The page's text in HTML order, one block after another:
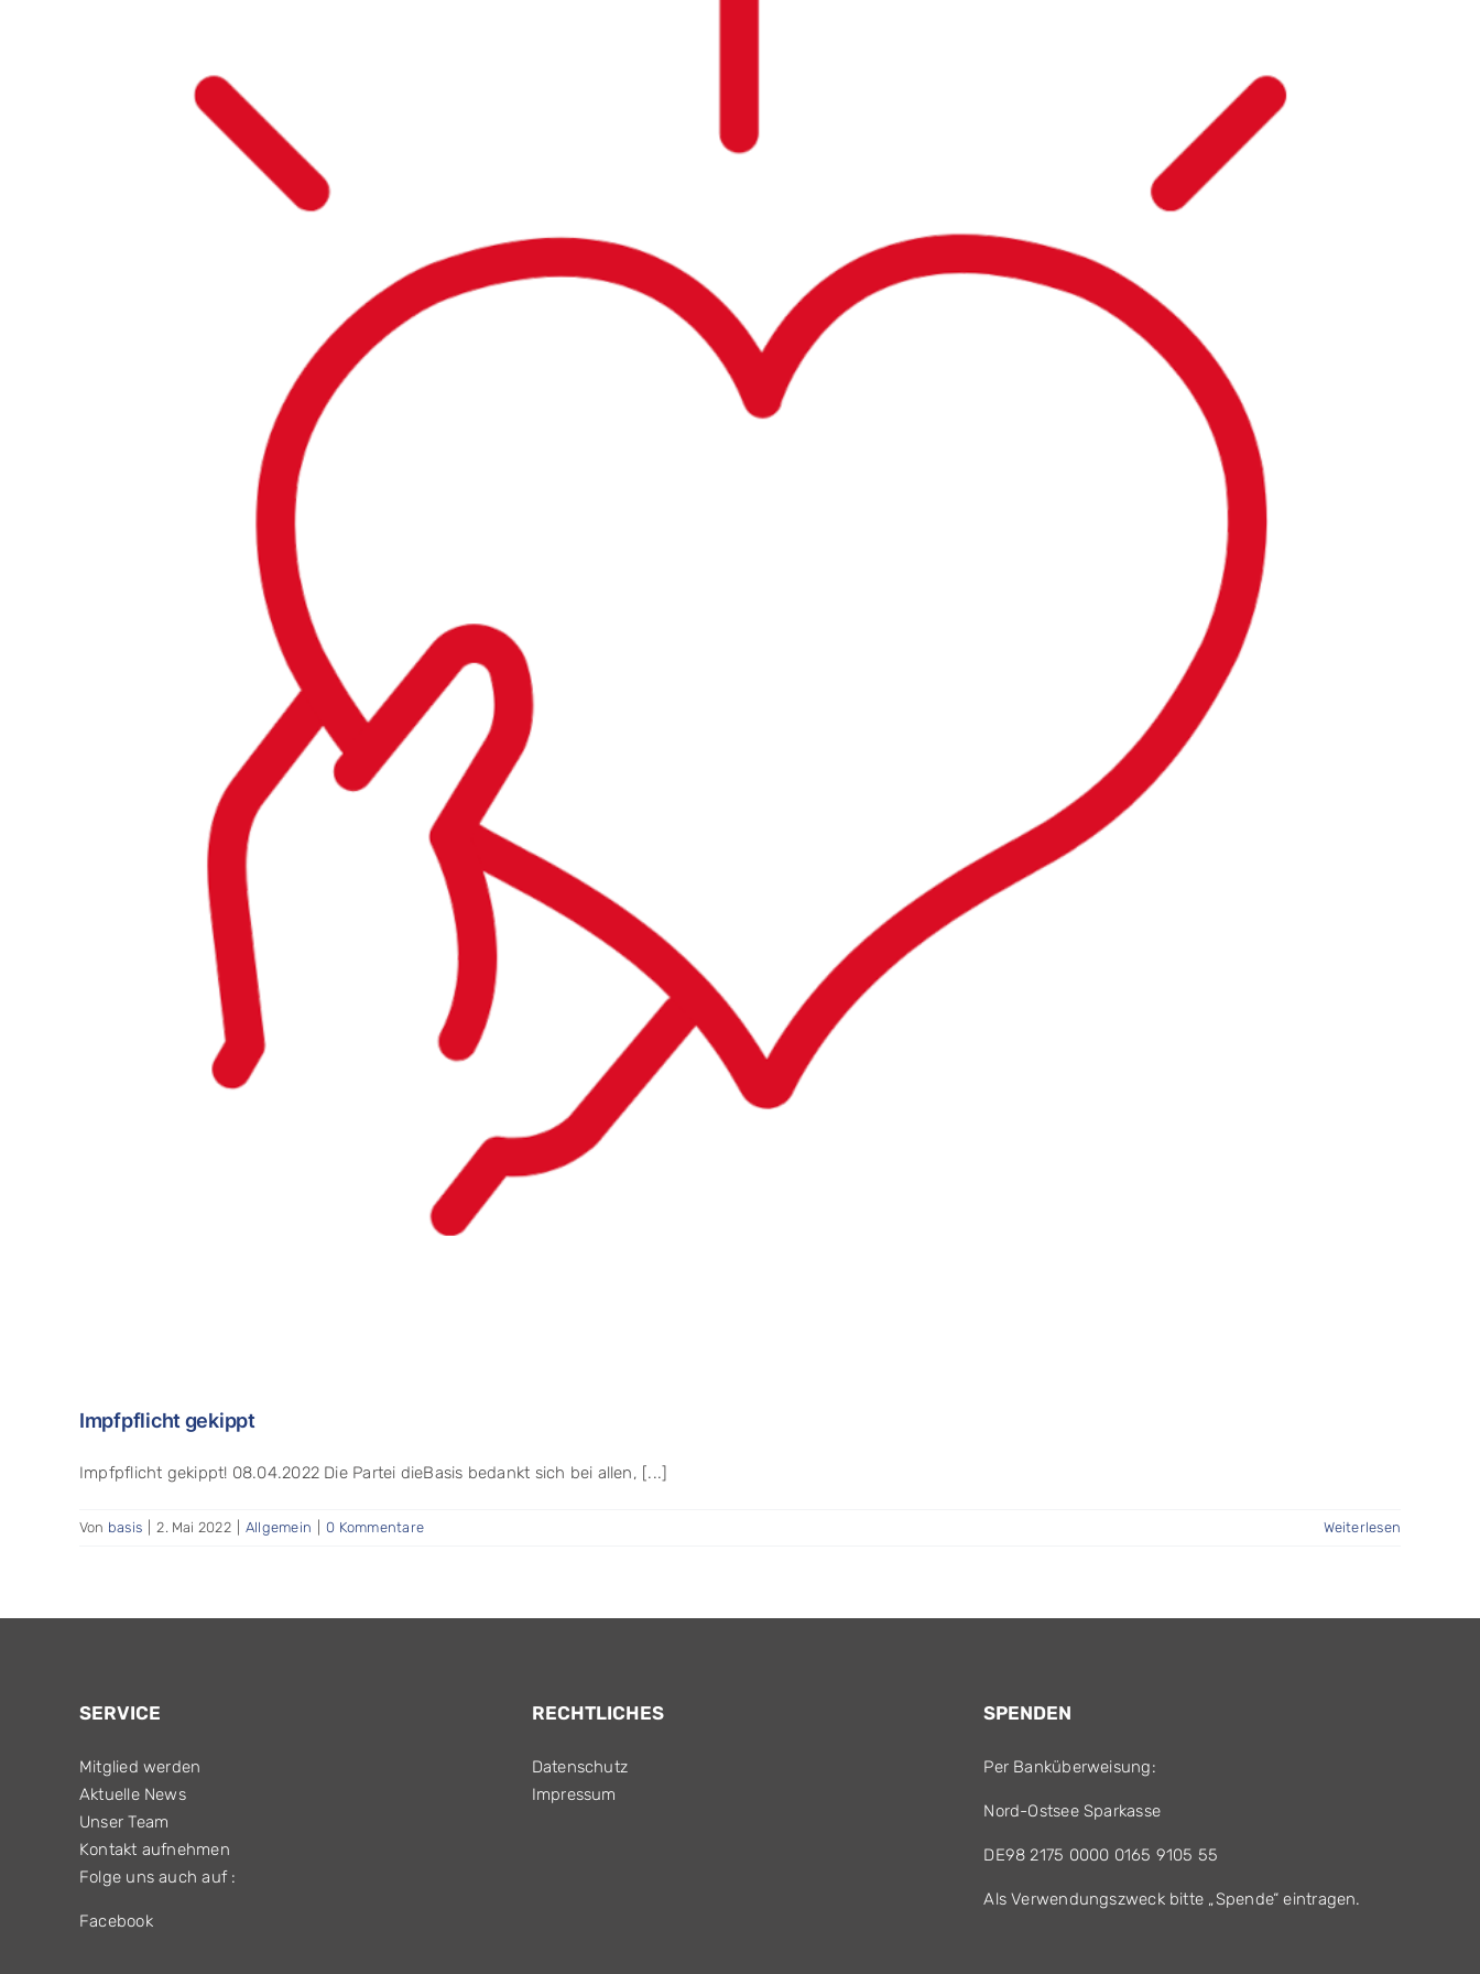
Impfpflicht gekippt
Impfpflicht gekippt! 08.04.2022 Die Partei dieBasis bedankt sich bei allen, [...]
Von basis 2. Mai 2022 Allgemein 0 Kommentare Weiterlesen
SERVICE
Mitglied werden
Aktuelle News
Unser Team
Kontakt aufnehmen
Folge uns auch auf :
Facebook
RECHTLICHES
Datenschutz
Impressum
SPENDEN
Per Banküberweisung:
Nord-Ostsee Sparkasse
DE98 2175 0000 0165 9105 55
Als Verwendungszweck bitte „Spende“ eintragen.